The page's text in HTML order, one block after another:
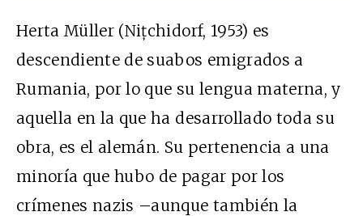
Herta Müller (Nițchidorf, 1953) es
descendiente de suabos emigrados a
Rumania, por lo que su lengua materna, y
aquella en la que ha desarrollado toda su
obra, es el alemán. Su pertenencia a una
minoría que hubo de pagar por los
crímenes nazis –aunque también la